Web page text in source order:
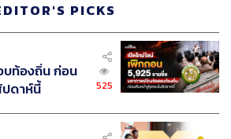
พาพยัคฆ์) ซึ่งใกล้เคียงกับดำรง
หารบก คือ พลเอก นิพนธ์ ภารัญนิตย์
ลทหารราบที่ 2 รักษาพระองค์ และผู้
าบที่ 21 รักษาพระองค์ ดำรงตำแหน่งผู้
บกระหว่างปี 2541-2544 และรองผู้
ว่างปี พ.ศ. 2544-2545 เมื่อครั้งพล
ดำรงตำแหน่งผู้บัญชาการทหารบก
PICKS
ท้องถิ่น ก่อน
ดาห์นี้
525